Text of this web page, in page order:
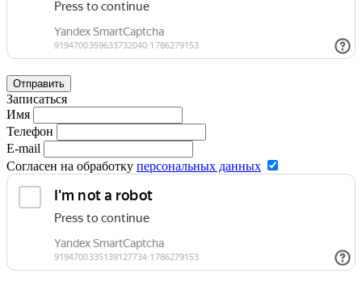
Отправить
Записаться
Имя
Телефон
E-mail
Согласен на обработку персональных данных